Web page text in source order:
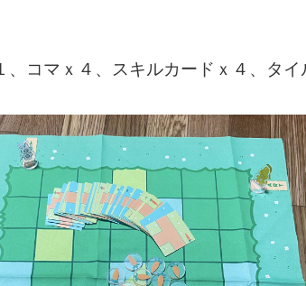
、コマｘ４、スキルカードｘ４、タ